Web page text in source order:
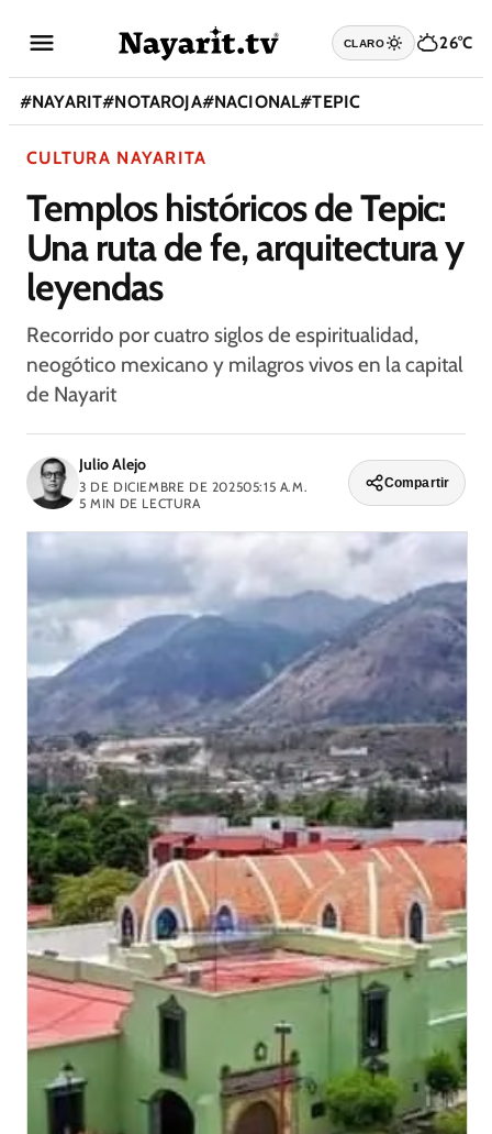
CLARO 26°C
#NAYARIT#NOTAROJA#NACIONAL#TEPIC
CULTURA NAYARITA
Templos históricos de Tepic:
Una ruta de fe, arquitectura y
leyendas
Recorrido por cuatro siglos de espiritualidad,
neogótico mexicano y milagros vivos en la capital
de Nayarit
Julio Alejo
3 DE DICIEMBRE DE 202505:15 A.M.
5 MIN DE LECTURA
Compartir